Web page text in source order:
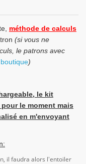
méthode de calculs
(si vous ne
le patrons avec
)
le kit
le moment mais
en m'envoyant
il faudra alors l'entoiler